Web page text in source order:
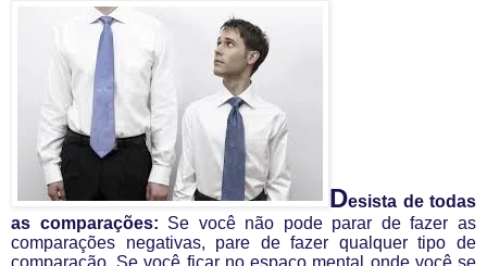
Desista de todas
as comparações: Se você não pode parar de fazer as
comparações negativas, pare de fazer qualquer tipo de
comparação. Se você ficar no espaço mental onde você se